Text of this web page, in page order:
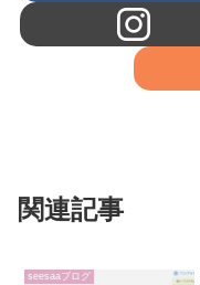
関連記事
seesaaブログ